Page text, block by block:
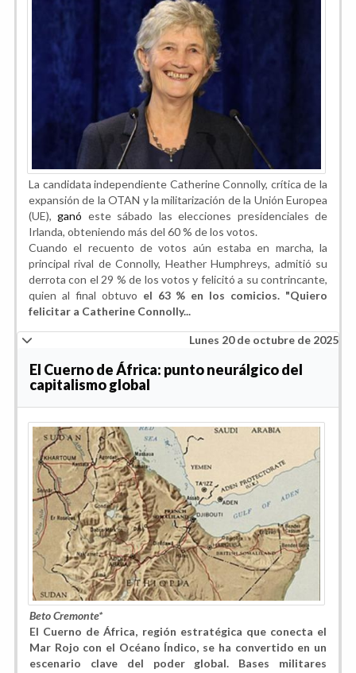
La candidata independiente Catherine Connolly, crítica de la
expansión de la OTAN y la militarización de la Unión Europea
(UE),ganó este sábado las elecciones presidenciales de
Irlanda, obteniendo más del 60 % de los votos.
Cuando el recuento de votos aún estaba en marcha, la
principal rival de Connolly, Heather Humphreys, admitió su
derrota con el 29 % de los votos y felicitó a su contrincante,
quien al final obtuvo el 63 % en los comicios. "Quiero
felicitar a Catherine Connolly...
Lunes 20 de octubre de 2025
El Cuerno de África: punto neurálgico del
capitalismo global
Beto Cremonte*
El Cuerno de África, región estratégica que conecta el
Mar Rojo con el Océano Índico, se ha convertido en un
escenario clave del poder global. Bases militares